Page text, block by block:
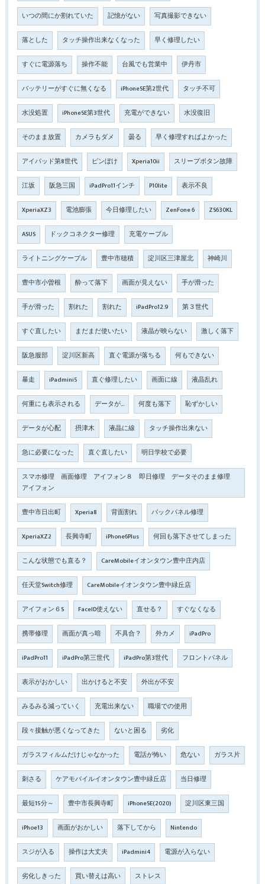
いつの間にか割れていた 記憶がない 写真撮影できない
落とした タッチ操作出来なくなった 早く修理したい
すぐに電源落ち 操作不能 台風でも営業中 伊丹市
バッテリーがすぐに無くなる iPhoneSE第2世代 タッチ不可
水没処置 iPhoneSE第3世代 充電ができない 水没復旧
そのまま放置 カメラもダメ 曇る 早く修理すればよかった
アイパッド第8世代 ピンぼけ Xperia10ii スリープボタン故障
江坂 阪急三国 iPadPro11インチ P10lite 表示不良
XperiaXZ3 電池膨張 今日修理したい ZenFone 6 ZS630KL
ASUS ドックコネクター修理 充電ケーブル
ライトニングケーブル 豊中市穂積 淀川区三津屋北 神崎川
豊中市小曽根 酔って落下 画面が見えない 手が滑った
手が滑った 割れた 割れた iPadPro12.9 第３世代
すぐ直したい まだまだ使いたい 液晶が映らない 激しく落下
阪急服部 淀川区新高 直ぐ電源が落ちる 何もできない
暴走 iPadmini5 直ぐ修理したい 画面に線 液晶乱れ
何重にも表示される データが… 何度も落下 恥ずかしい
データが心配 摂津木 液晶に線 タッチ操作出来ない
急に必要になった 直ぐ直したい 明日学校で必要
スマホ修理 画面修理 アイフォン８ 即日修理 データそのまま修理
アイフォン
豊中市日出町 Xperia8 背面割れ バックパネル修理
XperiaXZ2 長興寺町 iPhone6Plus 何回も落下させてしまった
こんな状態でも直る？ CareMobileイオンタウン豊中庄内店
任天堂Switch修理 CareMobileイオンタウン豊中緑丘店
アイフォン６S FaceID使えない 直せる？ すぐなくなる
携帯修理 画面が真っ暗 不具合？ 外カメ iPadPro
iPadPro11 iPadPro第三世代 iPadPro第3世代 フロントパネル
表示がおかしい 出かけると不安 外出が不安
みるみる減っていく 充電出来ない 職場での使用
段々接触が悪くなってきた ないと困る 劣化
ガラスフィルムだけじゃなかった 電話が怖い 危ない ガラス片
刺さる ケアモバイルイオンタウン豊中緑丘店 当日修理
最短15分～ 豊中市長興寺町 iPhoneSE(2020) 淀川区東三国
iPhoe13 画面がおかしい 落下してから Nintendo
スジが入る 操作は大丈夫 iPadmini4 電源が入らない
劣化しきった 買い替えは高い ストレス